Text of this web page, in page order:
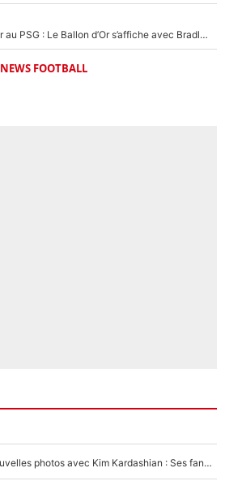
Ousmane Dembélé de retour au PSG : Le Ballon d’Or s’affiche avec Bradley Barcola en plein cœur du feuilleton sur son départ !
NEWS FOOTBALL
Lewis Hamilton poste de nouvelles photos avec Kim Kardashian : Ses fans le voient déjà redevenir champion du monde de F1 grâce à elle !